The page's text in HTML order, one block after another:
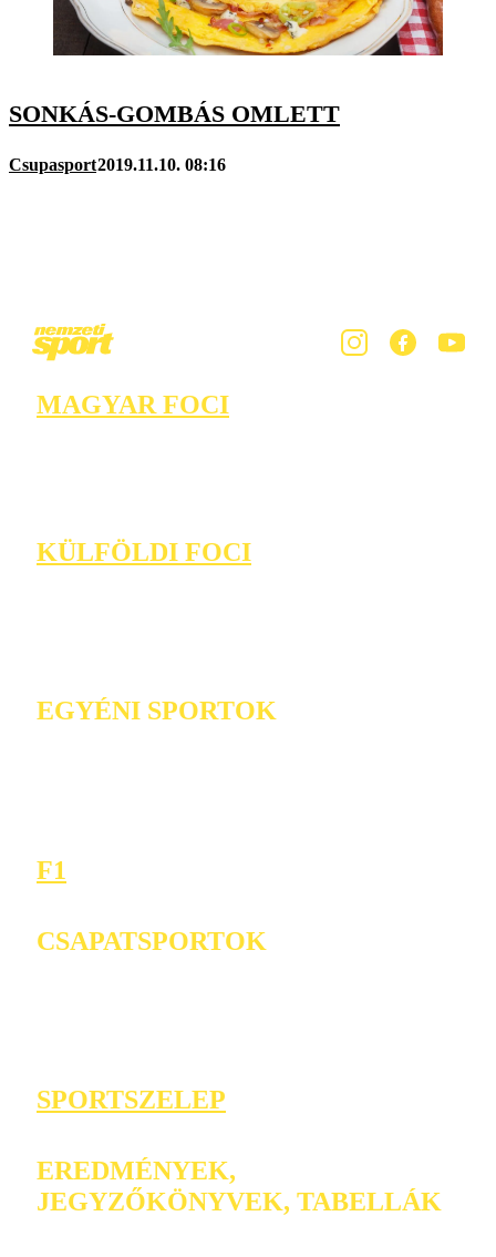
SONKÁS-GOMBÁS OMLETT
Csupasport2019.11.10. 08:16
MAGYAR FOCI
KÜLFÖLDI FOCI
EGYÉNI SPORTOK
F1
CSAPATSPORTOK
SPORTSZELEP
EREDMÉNYEK,
JEGYZŐKÖNYVEK, TABELLÁK